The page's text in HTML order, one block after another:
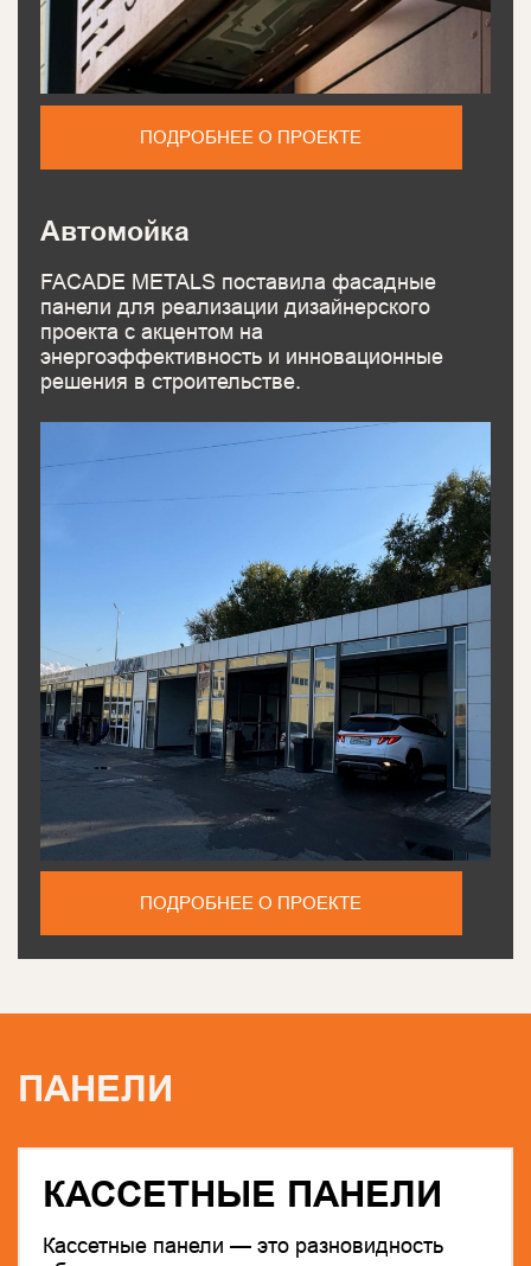
ПОДРОБНЕЕ О ПРОЕКТЕ
Автомойка
FACADE METALS поставила фасадные
панели для реализации дизайнерского
проекта с акцентом на
энергоэффективность и инновационные
решения в строительстве.
ПОДРОБНЕЕ О ПРОЕКТЕ
ПАНЕЛИ
КАССЕТНЫЕ ПАНЕЛИ
Кассетные панели — это разновидность